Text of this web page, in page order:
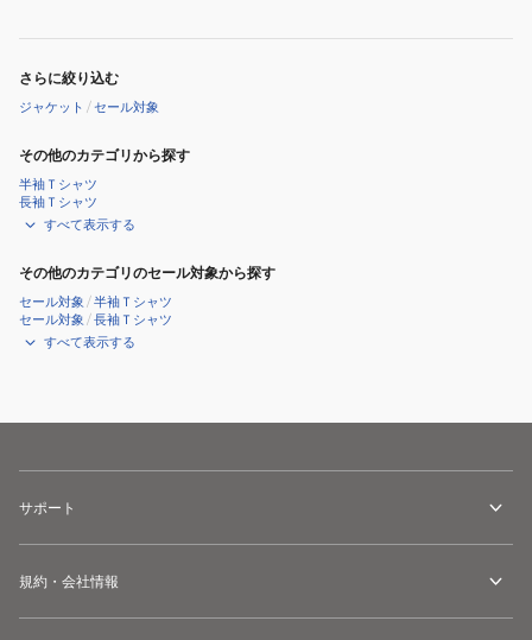
さらに絞り込む
ジャケット /セール対象
その他のカテゴリから探す
半袖Ｔシャツ
長袖Ｔシャツ
すべて表示する
その他のカテゴリのセール対象から探す
セール対象 /半袖Ｔシャツ
セール対象 /長袖Ｔシャツ
すべて表示する
サポート
規約・会社情報